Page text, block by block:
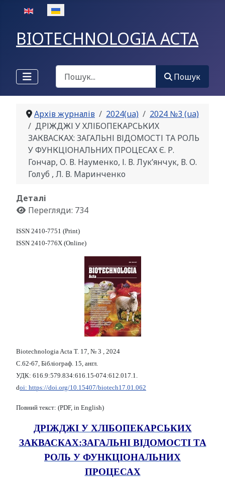
Оберіть свою мову
BIOTECHNOLOGIA ACTA
Пошук
Пошук
Архів журналів 2024(ua)
2024 №3 (ua)
ДРІЖДЖІ У ХЛІБОПЕКАРСЬКИХ
ЗАКВАСКАХ: ЗАГАЛЬНІ ВІДОМОСТІ ТА РОЛЬ
У ФУНКЦІОНАЛЬНИХ ПРОЦЕСАХ Є. Р.
Гончар, О. В. Науменко, І. В. Лук’янчук, В. О.
Голуб , Л. В. Маринченко
Деталі
Перегляди: 734
ISSN 2410-7751 (Print)
ISSN 2410-776X (Online)
Biotechnologia Acta Т. 17, № 3 , 2024
С.62-67, Бібліограф. 15, англ.
УДК: 616.9:579.834:616.15-074:612.017.1.
doi: https://doi.org/10.15407/biotech17.01.062
Повний текст: (PDF, in English)
ДРІЖДЖІ У ХЛІБОПЕКАРСЬКИХ
ЗАКВАСКАХ:ЗАГАЛЬНІ ВІДОМОСТІ ТА
РОЛЬ У ФУНКЦІОНАЛЬНИХ
ПРОЦЕСАХ